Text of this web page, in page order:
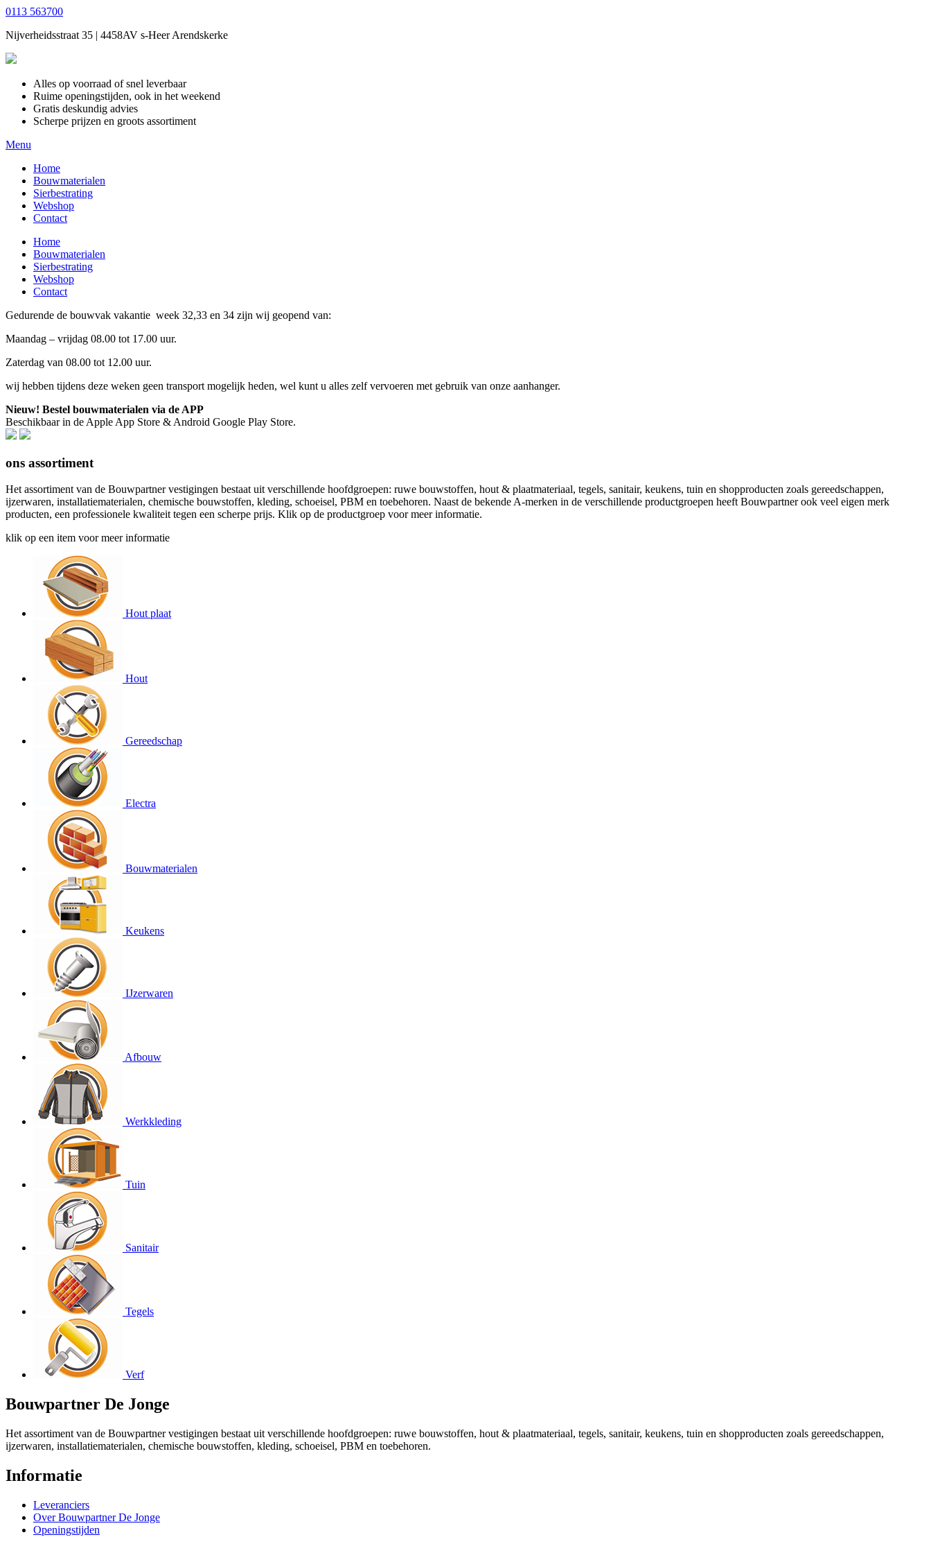
0113 563700
Nijverheidsstraat 35 | 4458AV s-Heer Arendskerke
Alles op voorraad of snel leverbaar
Ruime openingstijden, ook in het weekend
Gratis deskundig advies
Scherpe prijzen en groots assortiment
Menu
Home
Bouwmaterialen
Sierbestrating
Webshop
Contact
Home
Bouwmaterialen
Sierbestrating
Webshop
Contact
Gedurende de bouwvak vakantie week 32,33 en 34 zijn wij geopend van:
Maandag – vrijdag 08.00 tot 17.00 uur.
Zaterdag van 08.00 tot 12.00 uur.
wij hebben tijdens deze weken geen transport mogelijk heden, wel kunt u alles zelf vervoeren met gebruik van onze aanhanger.
Nieuw! Bestel bouwmaterialen via de APP
Beschikbaar in de Apple App Store & Android Google Play Store.
ons assortiment
Het assortiment van de Bouwpartner vestigingen bestaat uit verschillende hoofdgroepen: ruwe bouwstoffen, hout & plaatmateriaal, tegels, sanitair, keukens, tuin en shopproducten zoals gereedschappen,
ijzerwaren, installatiematerialen, chemische bouwstoffen, kleding, schoeisel, PBM en toebehoren. Naast de bekende A-merken in de verschillende productgroepen heeft Bouwpartner ook veel eigen merk
producten, een professionele kwaliteit tegen een scherpe prijs. Klik op de productgroep voor meer informatie.
klik op een item voor meer informatie
Hout plaat
Hout
Gereedschap
Electra
Bouwmaterialen
Keukens
IJzerwaren
Afbouw
Werkkleding
Tuin
Sanitair
Tegels
Verf
Bouwpartner De Jonge
Het assortiment van de Bouwpartner vestigingen bestaat uit verschillende hoofdgroepen: ruwe bouwstoffen, hout & plaatmateriaal, tegels, sanitair, keukens, tuin en shopproducten zoals gereedschappen,
ijzerwaren, installatiematerialen, chemische bouwstoffen, kleding, schoeisel, PBM en toebehoren.
Informatie
Leveranciers
Over Bouwpartner De Jonge
Openingstijden